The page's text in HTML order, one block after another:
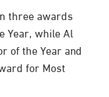
three awards
Year, while Al
of the Year and
for Most